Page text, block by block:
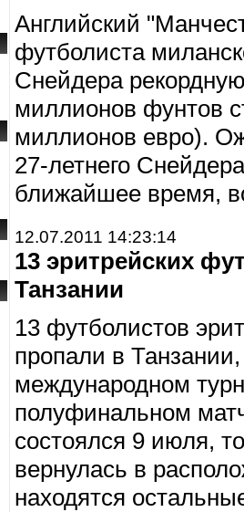
Английский
футболиста
Снейдера
миллионов фунтов
миллионов евро).
27-летнего
ближайшее время,
12.07.2011 14:23:14
13 эритрейских
Танзании
13 футболистов
пропали в
международном
полуфинальном
состоялся 9 июля,
вернулась в
находятся